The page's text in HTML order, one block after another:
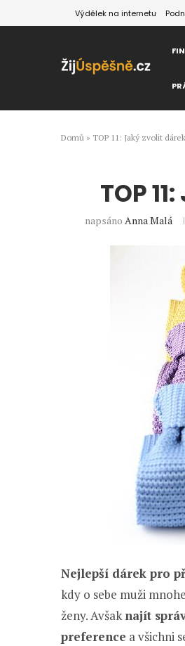
Výdělek na internetu
Domů » TOP 11: Jaký zvolit
TOP
napsánoAnna Malá
Nejlepší dárek pro
kdy o sebe muži
ženy. Avšaknajít
preference a všichni